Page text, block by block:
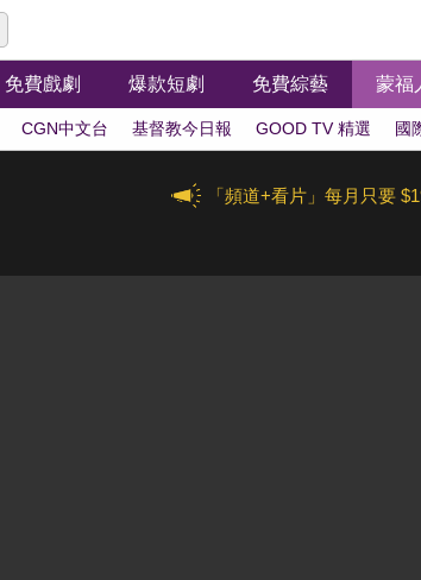
免費戲劇 爆款短劇 免費綜藝 蒙福
CGN中文台 基督教今日報 GOOD TV 精選 國
「頻道+看片」每月只要